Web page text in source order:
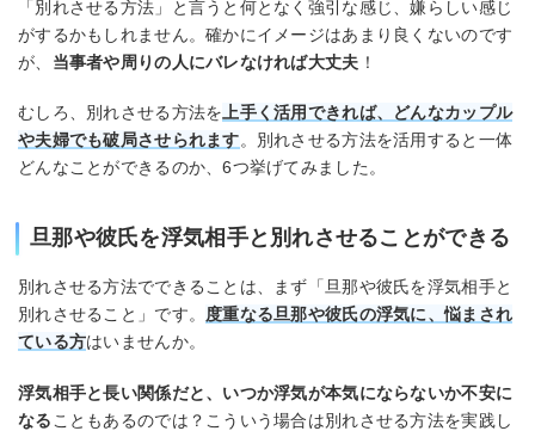
「別れさせる方法」と言うと何となく強引な感じ、嫌らしい感じ
がするかもしれません。確かにイメージはあまり良くないのです
が、 当事者や周りの人にバレなければ大丈夫 ！
むしろ、別れさせる方法を 上手く活用できれば、どんなカップル
や夫婦でも破局させられます。別れさせる方法を活用すると一体
どんなことができるのか、6つ挙げてみました。
旦那や彼氏を浮気相手と別れさせることができる
別れさせる方法でできることは、まず「旦那や彼氏を浮気相手と
別れさせること」です。 度重なる旦那や彼氏の浮気に、悩まされ
ている方はいませんか。
浮気相手と長い関係だと、いつか浮気が本気にならないか不安に
なる こともあるのでは？こういう場合は別れさせる方法を実践し